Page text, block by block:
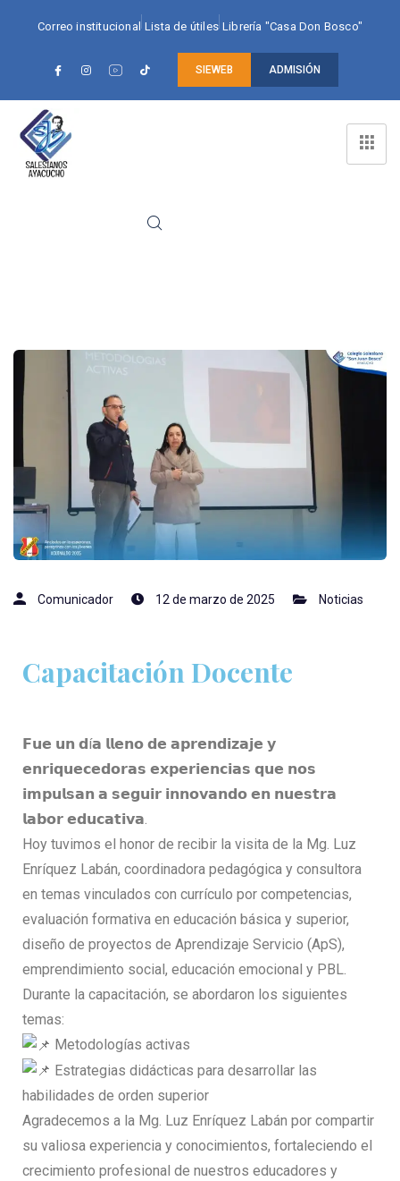
Correo institucional Lista de útiles Librería "Casa Don Bosco"
SIEWEB ADMISIÓN
Comunicador 12 de marzo de 2025 Noticias
Capacitación Docente
𝗙𝘂𝗲 𝘂𝗻 𝗱í𝗮 𝗹𝗹𝗲𝗻𝗼 𝗱𝗲 𝗮𝗽𝗿𝗲𝗻𝗱𝗶𝘇𝗮𝗷𝗲 𝘆
𝗲𝗻𝗿𝗶𝗾𝘂𝗲𝗰𝗲𝗱𝗼𝗿𝗮𝘀 𝗲𝘅𝗽𝗲𝗿𝗶𝗲𝗻𝗰𝗶𝗮𝘀 𝗾𝘂𝗲 𝗻𝗼𝘀
𝗶𝗺𝗽𝘂𝗹𝘀𝗮𝗻 𝗮 𝘀𝗲𝗴𝘂𝗶𝗿 𝗶𝗻𝗻𝗼𝘃𝗮𝗻𝗱𝗼 𝗲𝗻 𝗻𝘂𝗲𝘀𝘁𝗿𝗮
𝗹𝗮𝗯𝗼𝗿 𝗲𝗱𝘂𝗰𝗮𝘁𝗶𝘃𝗮.
Hoy tuvimos el honor de recibir la visita de la Mg. Luz
Enríquez Labán, coordinadora pedagógica y consultora
en temas vinculados con currículo por competencias,
evaluación formativa en educación básica y superior,
diseño de proyectos de Aprendizaje Servicio (ApS),
emprendimiento social, educación emocional y PBL.
Durante la capacitación, se abordaron los siguientes
temas:
Metodologías activas
Estrategias didácticas para desarrollar las
habilidades de orden superior
Agradecemos a la Mg. Luz Enríquez Labán por compartir
su valiosa experiencia y conocimientos, fortaleciendo el
crecimiento profesional de nuestros educadores y